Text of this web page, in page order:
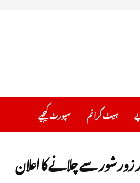
ہیٹ کرا ئم سپورٹ کیجیے
زور شور سے چلانے کا اعلان